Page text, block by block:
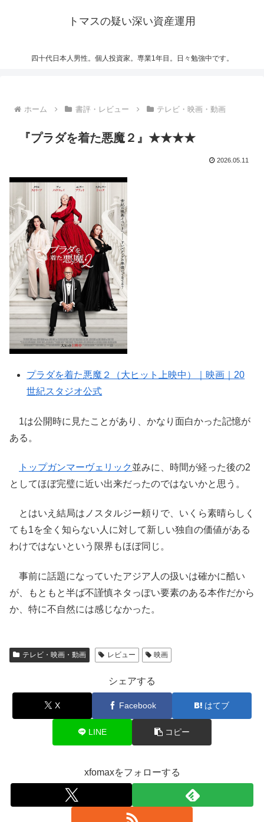
トマスの疑い深い資産運用
四十代日本人男性。個人投資家。専業1年目。日々勉強中です。
ホーム 書評・レビュー テレビ・映画・動画
『プラダを着た悪魔２』★★★★
2026.05.11
プラダを着た悪魔２（大ヒット上映中）｜映画｜20
世紀スタジオ公式
1は公開時に見たことがあり、かなり面白かった記憶が
ある。
トップガンマーヴェリック並みに、時間が経った後の2
としてほぼ完璧に近い出来だったのではないかと思う。
とはいえ結局はノスタルジー頼りで、いくら素晴らしく
ても1を全く知らない人に対して新しい独自の価値がある
わけではないという限界もほぼ同じ。
事前に話題になっていたアジア人の扱いは確かに酷い
が、もともと半ば不謹慎ネタっぽい要素のある本作だから
か、特に不自然には感じなかった。
テレビ・映画・動画 レビュー 映画
シェアする
X Facebook はてブ
LINE コピー
xfomaxをフォローする